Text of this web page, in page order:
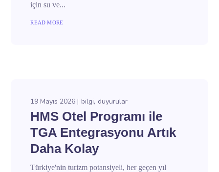
için su ve...
READ MORE
19 Mayıs 2026 bilgi duyurular
HMS Otel Programı ile
TGA Entegrasyonu Artık
Daha Kolay
Türkiye'nin turizm potansiyeli, her geçen yıl